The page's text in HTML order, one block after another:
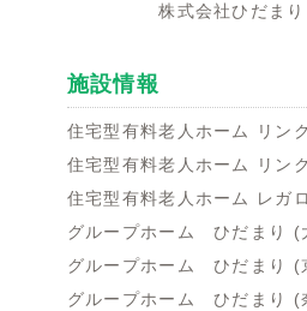
株式会社ひだまり
施設情報
住宅型有料老人ホーム リン
住宅型有料老人ホーム リン
住宅型有料老人ホーム レガ
グループホーム ひだまり (
グループホーム ひだまり (
グループホーム ひだまり (